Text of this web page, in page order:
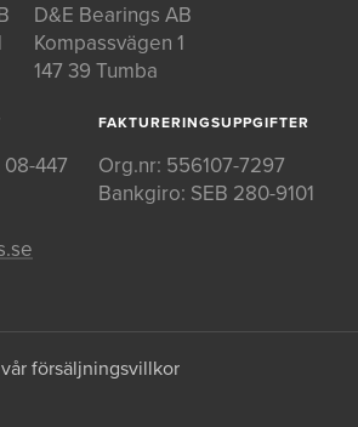
D&E Bearings AB
Kompassvägen 1
147 39 Tumba
08-447
FAKTURERINGSUPPGIFTER
Org.nr: 556107-7297
Bankgiro: SEB 280-9101
försäljningsvillkor